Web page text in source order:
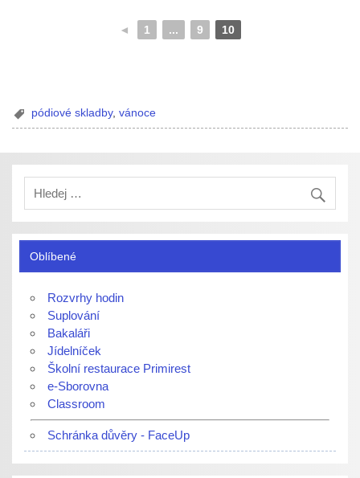
◄ 1 ... 9 10
pódiové skladby,vánoce
Oblíbené
Rozvrhy hodin
Suplování
Bakaláři
Jídelníček
Školní restaurace Primirest
e-Sborovna
Classroom
Schránka důvěry - FaceUp